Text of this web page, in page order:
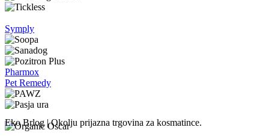
Symply
Pharmox
Pet Remedy
Eko Brlog | Okolju prijazna trgovina za kosmatince.